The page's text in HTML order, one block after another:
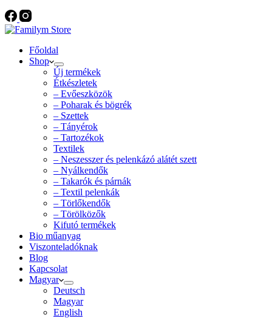
Főoldal
Shop
Új termékek
Étkészletek
– Evőeszközök
– Poharak és bögrék
– Szettek
– Tányérok
– Tartozékok
Textilek
– Neszesszer és pelenkázó alátét szett
– Nyálkendők
– Takarók és párnák
– Textil pelenkák
– Törlőkendők
– Törölközők
Kifutó termékek
Bio műanyag
Viszonteladóknak
Blog
Kapcsolat
Magyar
Deutsch
Magyar
English